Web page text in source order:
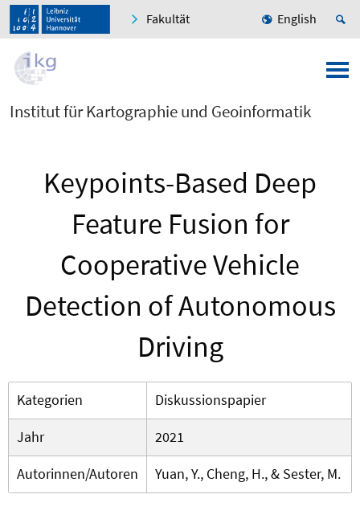
Fakultät English
Institut für Kartographie und Geoinformatik
Keypoints-Based Deep
Feature Fusion for
Cooperative Vehicle
Detection of Autonomous
Driving
Kategorien
Diskussionspapier
Jahr
2021
Autorinnen/Autoren
Yuan, Y., Cheng, H., & Sester, M.